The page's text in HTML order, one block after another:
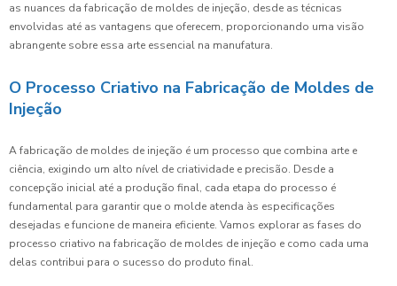
as nuances da fabricação de moldes de injeção, desde as técnicas
envolvidas até as vantagens que oferecem, proporcionando uma visão
abrangente sobre essa arte essencial na manufatura.
O Processo Criativo na Fabricação de Moldes de
Injeção
A fabricação de moldes de injeção é um processo que combina arte e
ciência, exigindo um alto nível de criatividade e precisão. Desde a
concepção inicial até a produção final, cada etapa do processo é
fundamental para garantir que o molde atenda às especificações
desejadas e funcione de maneira eficiente. Vamos explorar as fases do
processo criativo na fabricação de moldes de injeção e como cada uma
delas contribui para o sucesso do produto final.